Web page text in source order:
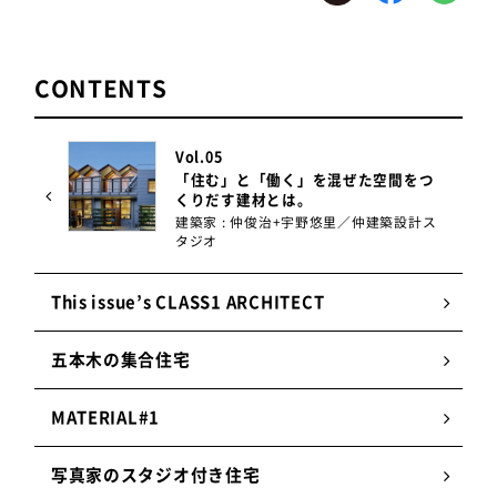
CONTENTS
Vol.05
「住む」と「働く」を混ぜた空間をつ
くりだす建材とは。
建築家 : 仲俊治+宇野悠里／仲建築設計ス
タジオ
This issue’s CLASS1 ARCHITECT
五本木の集合住宅
MATERIAL#1
写真家のスタジオ付き住宅